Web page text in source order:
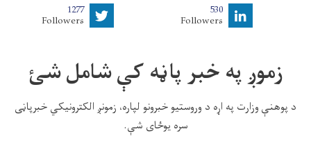
530
Followers
1277
Followers
زموږ په خبر پاڼه کې شامل شئ
د پوهنې وزارت په اړه د وروستیو خبرونو لپاره، زمونږ الکترونیکي خبرپاڼی
سره یوځای شې.